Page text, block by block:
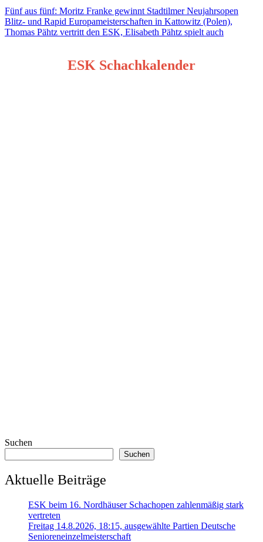
Beitragsnavigation
Fünf aus fünf: Moritz Franke gewinnt Stadtilmer Neujahrsopen
Blitz- und Rapid Europameisterschaften in Kattowitz (Polen),
Thomas Pähtz vertritt den ESK, Elisabeth Pähtz spielt auch
ESK Schachkalender
Suchen
Suchen
Aktuelle Beiträge
ESK beim 16. Nordhäuser Schachopen zahlenmäßig stark
vertreten
Freitag 14.8.2026, 18:15, ausgewählte Partien Deutsche
Senioreneinzelmeisterschaft